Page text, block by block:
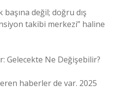
değil; doğru dış
takibi merkezi” haline
Gelecekte Ne Değişebilir?
haberler de var. 2025